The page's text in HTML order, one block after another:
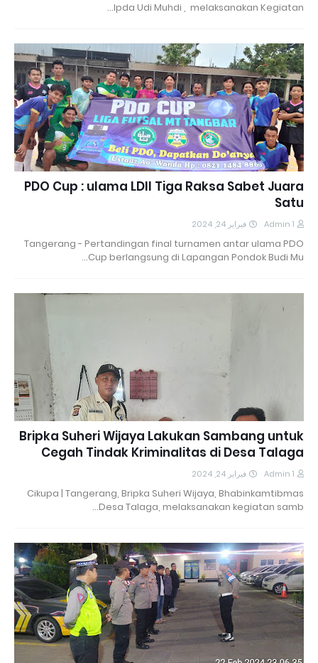
Ipda Udi Muhdi , melaksanakan Kegiatan…
PDO Cup : ulama LDII Tiga Raksa Sabet Juara
Satu
Admin 1 فبراير 24, 2024
Tangerang - Pertandingan final turnamen antar ulama PDO
Cup berlangsung di Lapangan Pondok Budi Mu…
Bripka Suheri Wijaya Lakukan Sambang untuk
Cegah Tindak Kriminalitas di Desa Talaga
Admin 1 فبراير 24, 2024
Cikupa | Tangerang, Bripka Suheri Wijaya, Bhabinkamtibmas
Desa Talaga, melaksanakan kegiatan samb…